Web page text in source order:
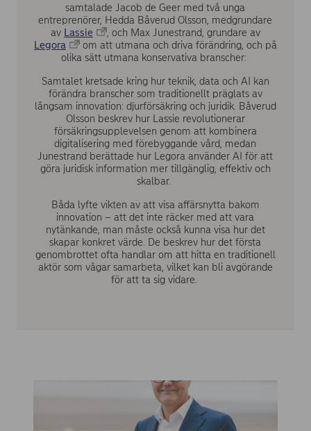
samtalade Jacob de Geer med två unga
entreprenörer, Hedda Båverud Olsson, medgrundare
av Lassie
, och Max Junestrand, grundare av
Legora
om att utmana och driva förändring, och på
olika sätt utmana konservativa branscher:
Samtalet kretsade kring hur teknik, data och AI kan
förändra branscher som traditionellt präglats av
långsam innovation: djurförsäkring och juridik. Båverud
Olsson beskrev hur Lassie revolutionerar
försäkringsupplevelsen genom att kombinera
digitalisering med förebyggande vård, medan
Junestrand berättade hur Legora använder AI för att
göra juridisk information mer tillgänglig, effektiv och
skalbar.
Båda lyfte vikten av att visa affärsnytta bakom
innovation – att det inte räcker med att vara
nytänkande, man måste också kunna visa hur det
skapar konkret värde. De beskrev hur det första
genombrottet ofta handlar om att hitta en traditionell
aktör som vågar samarbeta, vilket kan bli avgörande
för att ta sig vidare.